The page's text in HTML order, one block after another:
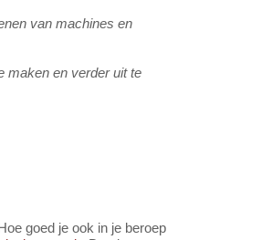
van machines en
maken en verder uit te
goed je ook in je beroep